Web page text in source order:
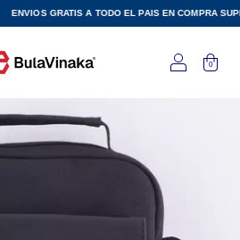
ENVIOS GRATIS A TODO EL PAIS EN COMPRA
0